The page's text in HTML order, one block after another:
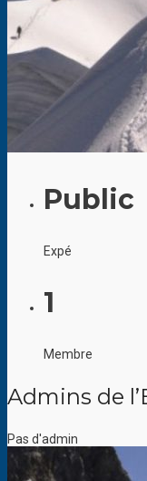
Public
Expé
1
Membre
Admins de
Pas d'admin